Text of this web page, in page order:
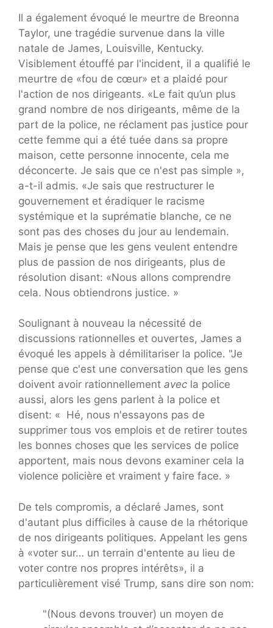
Il a également évoqué le meurtre de Breonna
Taylor, une tragédie survenue dans la ville
natale de James, Louisville, Kentucky.
Visiblement étouffé par l'incident, il a qualifié le
meurtre de «fou de cœur» et a plaidé pour
l'action de nos dirigeants. «Le fait qu’un plus
grand nombre de nos dirigeants, même de la
part de la police, ne réclament pas justice pour
cette femme qui a été tuée dans sa propre
maison, cette personne innocente, cela me
déconcerte. Je sais que ce n'est pas simple »,
a-t-il admis. «Je sais que restructurer le
gouvernement et éradiquer le racisme
systémique et la suprématie blanche, ce ne
sont pas des choses du jour au lendemain.
Mais je pense que les gens veulent entendre
plus de passion de nos dirigeants, plus de
résolution disant: «Nous allons comprendre
cela. Nous obtiendrons justice. »
Soulignant à nouveau la nécessité de
discussions rationnelles et ouvertes, James a
évoqué les appels à démilitariser la police. "Je
pense que c'est une conversation que les gens
doivent avoir rationnellement avec la police
aussi, alors les gens parlent à la police et
disent: « Hé, nous n'essayons pas de
supprimer tous vos emplois et de retirer toutes
les bonnes choses que les services de police
apportent, mais nous devons examiner cela la
violence policière et vraiment y faire face. »
De tels compromis, a déclaré James, sont
d'autant plus difficiles à cause de la rhétorique
de nos dirigeants politiques. Appelant les gens
à «voter sur… un terrain d'entente au lieu de
voter contre nos propres intérêts», il a
particulièrement visé Trump, sans dire son nom:
"(Nous devons trouver) un moyen de